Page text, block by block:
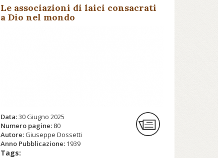
Le associazioni di laici consacrati
a Dio nel mondo
Data:30 Giugno 2025
Numero pagine: 80
Autore: Giuseppe Dossetti
Anno Pubblicazione: 1939
Tags: